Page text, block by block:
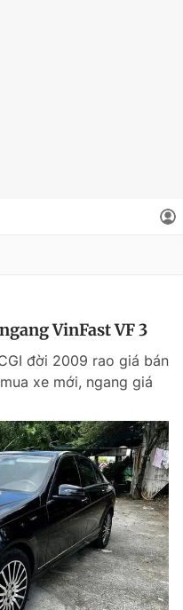
24h
360
VinFast VF 3
đời 2009 rao giá bán
xe mới, ngang giá